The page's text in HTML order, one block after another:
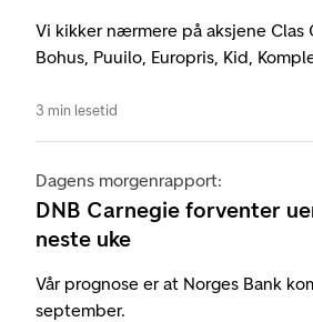
Vi kikker nærmere på aksjene Clas
Bohus, Puuilo, Europris, Kid,
3 min lesetid
Dagens morgenrapport:
DNB Carnegie forventer
neste uke
Vår prognose er at Norges Bank
september.